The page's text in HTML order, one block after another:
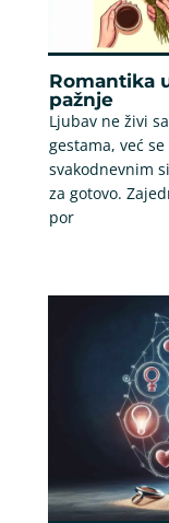
Romantika
pažnje
Ljubav ne živi
gestama, već
svakodnevnim
za gotovo.
por